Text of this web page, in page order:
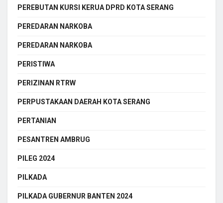
PEREBUTAN KURSI KERUA DPRD KOTA SERANG
PEREDARAN NARKOBA
PEREDARAN NARKOBA
PERISTIWA
PERIZINAN RTRW
PERPUSTAKAAN DAERAH KOTA SERANG
PERTANIAN
PESANTREN AMBRUG
PILEG 2024
PILKADA
PILKADA GUBERNUR BANTEN 2024